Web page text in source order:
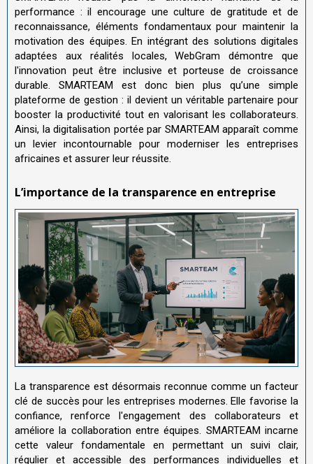
performance : il encourage une culture de gratitude et de
reconnaissance, éléments fondamentaux pour maintenir la
motivation des équipes. En intégrant des solutions digitales
adaptées aux réalités locales, WebGram démontre que
l'innovation peut être inclusive et porteuse de croissance
durable. SMARTEAM est donc bien plus qu’une simple
plateforme de gestion : il devient un véritable partenaire pour
booster la productivité tout en valorisant les collaborateurs.
Ainsi, la digitalisation portée par SMARTEAM apparaît comme
un levier incontournable pour moderniser les entreprises
africaines et assurer leur réussite.
L’importance de la transparence en entreprise
La transparence est désormais reconnue comme un facteur
clé de succès pour les entreprises modernes. Elle favorise la
confiance, renforce l'engagement des collaborateurs et
améliore la collaboration entre équipes. SMARTEAM incarne
cette valeur fondamentale en permettant un suivi clair,
régulier et accessible des performances individuelles et